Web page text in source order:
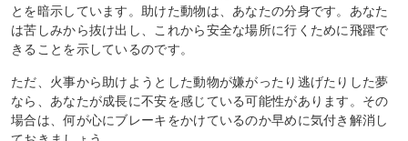
とを暗示しています。助けた動物は、あなたの分身です。あなた
は苦しみから抜け出し、これから安全な場所に行くために飛躍で
きることを示しているのです。
ただ、火事から助けようとした動物が嫌がったり逃げたりした夢
なら、あなたが成長に不安を感じている可能性があります。その
場合は、何が心にブレーキをかけているのか早めに気付き解消し